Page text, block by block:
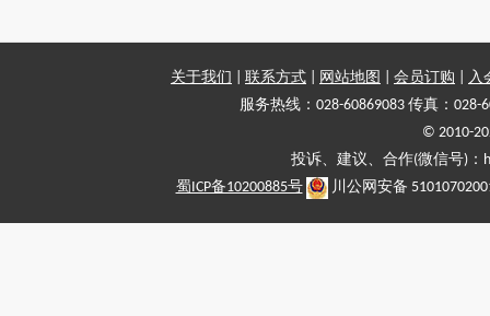
关于我们 联系方式 网站地图 会员订购
入
服务热线：028-60869083 传真：028-
© 2010-
投诉、建议、合作(微信号)
蜀ICP备10200885号
川公网安备